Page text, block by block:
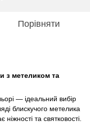
Порівняти
з метеликом та
— ідеальний вибір
блискучого метелика
та святковості.